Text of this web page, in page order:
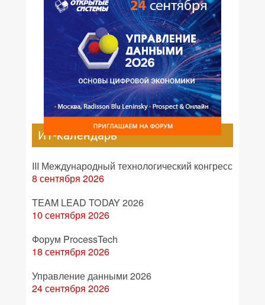
ИТ-календарь
III Международный технологический конгресс
8 сентября 2026
TEAM LEAD TODAY 2026
10 сентября 2026
Форум ProcessTech
18 сентября 2026
Управление данными 2026
24 сентября 2026